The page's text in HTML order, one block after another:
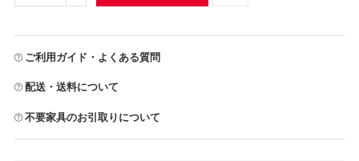
ご利用ガイド・よくある質問
配送・送料について
不要家具のお引取りについて